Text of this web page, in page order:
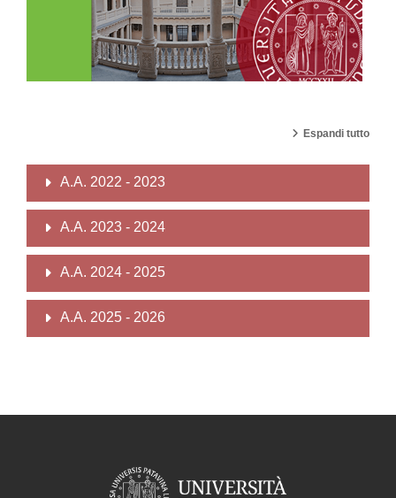
Espandi tutto
A.A. 2022 - 2023
A.A. 2023 - 2024
A.A. 2024 - 2025
A.A. 2025 - 2026